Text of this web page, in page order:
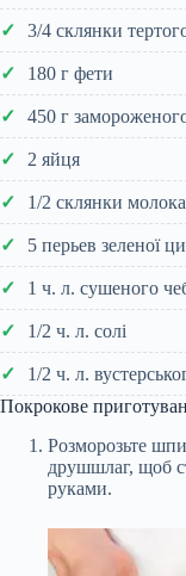
3/4 склянки
180 г фети
450 г
2 яйця
1/2 склянки молока
5 перьев зеленої
1 ч. л. сушеного
1/2 ч. л. солі
1/2 ч. л.
Покрокове
Розморозьте
друшшлаг, щоб
руками.